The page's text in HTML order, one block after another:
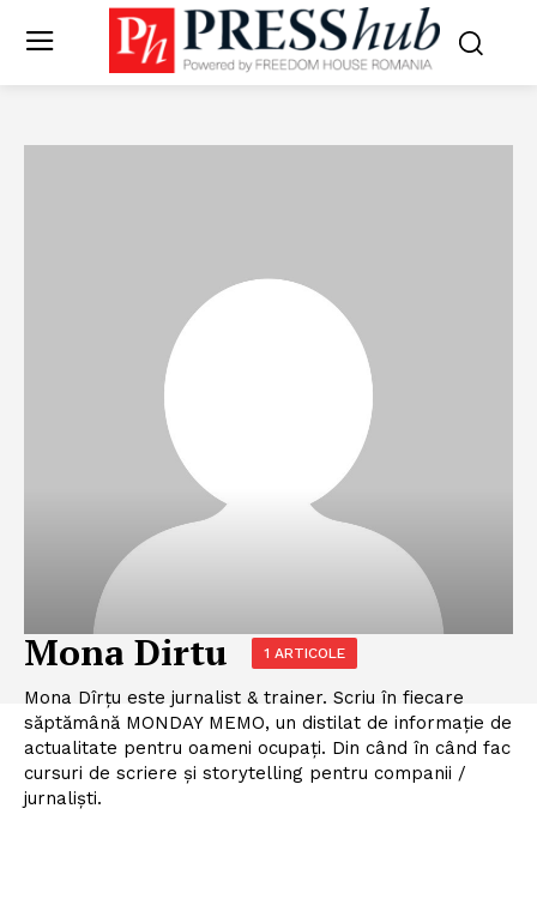
Mona Dirtu 1 ARTICOLE
Mona Dîrțu este jurnalist & trainer. Scriu în fiecare
săptămână MONDAY MEMO, un distilat de informație de
actualitate pentru oameni ocupați. Din când în când fac
cursuri de scriere și storytelling pentru companii /
jurnaliști.